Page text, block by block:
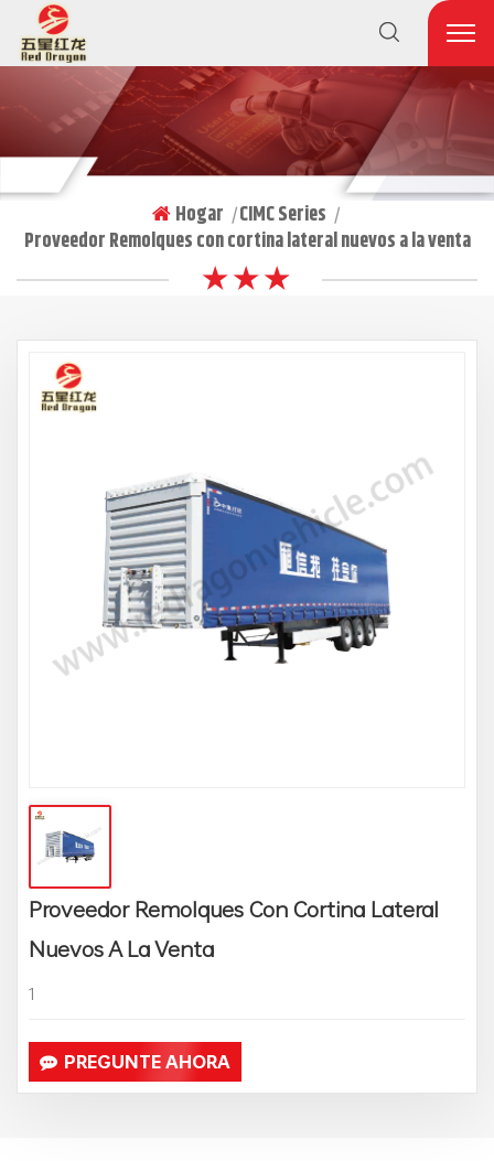
Hogar | CIMC Series |
Proveedor Remolques con cortina lateral nuevos a la venta
★ ★ ★
Proveedor Remolques Con Cortina Lateral
Nuevos A La Venta
1
PREGUNTE AHORA